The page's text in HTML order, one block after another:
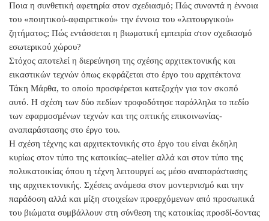
Ποια η συνθετική αφετηρία στον σχεδιασμό; Πώς συναντά η έννοια
του «ποιητικού-αφαιρετικού» την έννοια του «λειτουργικού»
ζητήματος; Πώς εντάσσεται η βιωματική εμπειρία στον σχεδιασμό
εσωτερικού χώρου?
Στόχος αποτελεί η διερεύνηση της σχέσης αρχιτεκτονικής και
εικαστικών τεχνών όπως εκφράζεται στο έργο του αρχιτέκτονα
Τάκη Μάρθα, το οποίο προσφέρεται κατεξοχήν για τον σκοπό
αυτό. Η σχέση των δύο πεδίων τροφοδότησε παράλληλα το πεδίο
των εφαρμοσμένων τεχνών και της οπτικής επικοινωνίας-
αναπαράστασης στο έργο του.
Η σχέση τέχνης και αρχιτεκτονικής στο έργο του είναι έκδηλη
κυρίως στον τύπο της κατοικίας–atelier αλλά και στον τύπο της
πολυκατοικίας όπου η τέχνη λειτουργεί ως μέσο αναπαράστασης
της αρχιτεκτονικής. Σχέσεις ανάμεσα στον μοντερνισμό και την
παράδοση αλλά και μίξη στοιχείων προερχόμενων από προσωπικά
του βιώματα συμβάλλουν στη σύνθεση της κατοικίας προσδί-δοντας